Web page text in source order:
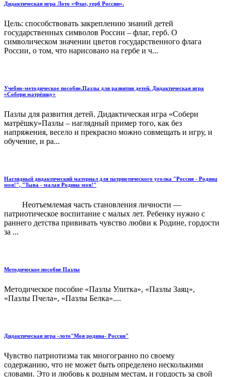
Дидактическая игра Лото «Флаг, герб России».
Цель: способствовать закреплению знаний детей
государственных символов России – флаг, герб. О
символическом значении цветов государственного флага
России, о том, что нарисовано на гербе и ч...
Учебно-методическое пособие.Пазлы для развития детей. Дидактическая игра
«Собери матрёшку»
Пазлы для развития детей. Дидактическая игра «Собери
матрёшку»Пазлы – наглядный пример того, как без
напряжения, весело и прекрасно можно совмещать и игру, и
обучение, и ра...
Наглядный дидактический материал для патриотического уголка "Россия - Родина
моя!", "Тыва - малая Родина моя!"
Неотъемлемая часть становления личности ―
патриотическое воспитание с малых лет. Ребенку нужно с
раннего детства прививать чувство любви к Родине, гордости
за ...
Методическое пособие Пазлы
Методическое пособие «Пазлы Улитка», «Пазлы Заяц»,
«Пазлы Пчела», «Пазлы Белка»....
Дидактическая игра -лото"Моя родина- Россия"
Чувство патриотизма так многогранно по своему
содержанию, что не может быть определено несколькими
словами. Это и любовь к родным местам, и гордость за свой